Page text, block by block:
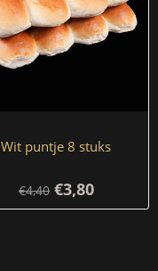
Wit puntje 8 stuks
€4,40 €3,80